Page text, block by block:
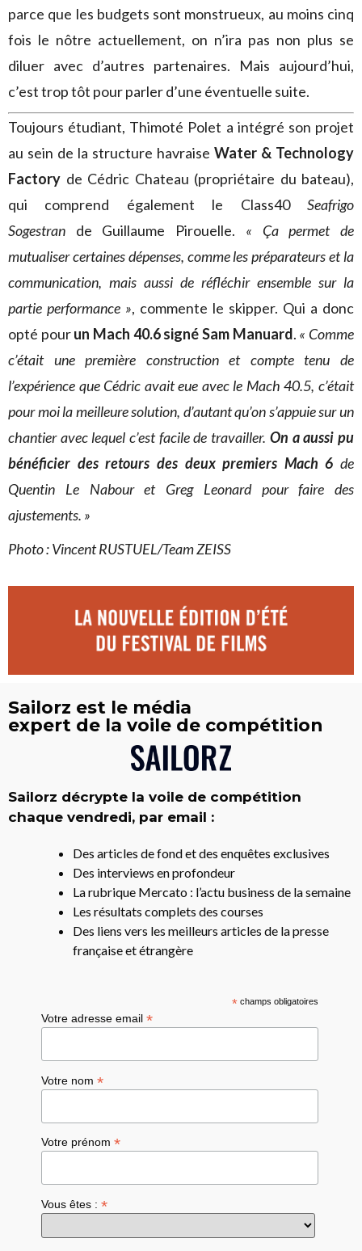
parce que les budgets sont monstrueux, au moins cinq
fois le nôtre actuellement, on n’ira pas non plus se
diluer avec d’autres partenaires. Mais aujourd’hui,
c’est trop tôt pour parler d’une éventuelle suite.
Toujours étudiant, Thimoté Polet a intégré son projet
au sein de la structure havraise Water & Technology
Factory de Cédric Chateau (propriétaire du bateau),
qui comprend également le Class40 Seafrigo
Sogestran de Guillaume Pirouelle. « Ça permet de
mutualiser certaines dépenses, comme les préparateurs et la
communication, mais aussi de réfléchir ensemble sur la
partie performance », commente le skipper. Qui a donc
opté pourun Mach 40.6 signé Sam Manuard. « Comme
c’était une première construction et compte tenu de
l’expérience que Cédric avait eue avec le Mach 40.5, c’était
pour moi la meilleure solution, d’autant qu’on s’appuie sur un
chantier avec lequel c’est facile de travailler. On a aussi pu
bénéficier des retours des deux premiers Mach 6 de
Quentin Le Nabour et Greg Leonard pour faire des
ajustements. »
Photo : Vincent RUSTUEL/Team ZEISS
Sailorz est le média
expert de la voile de compétition
Sailorz décrypte la voile de compétition
chaque vendredi, par email :
Des articles de fond et des enquêtes exclusives
Des interviews en profondeur
La rubrique Mercato : l’actu business de la semaine
Les résultats complets des courses
Des liens vers les meilleurs articles de la presse
française et étrangère
*champs obligatoires
Votre adresse email*
Votre nom*
Votre prénom*
Vous êtes :*